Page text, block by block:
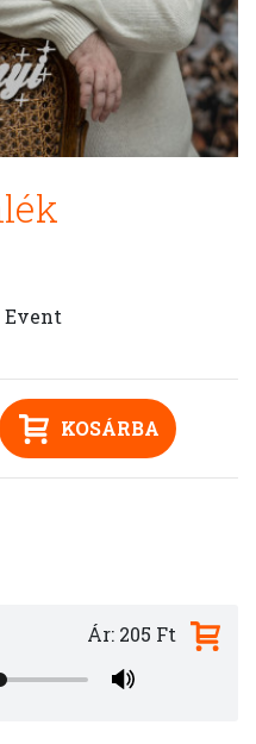
KOSÁRBA
Ár: 205 Ft